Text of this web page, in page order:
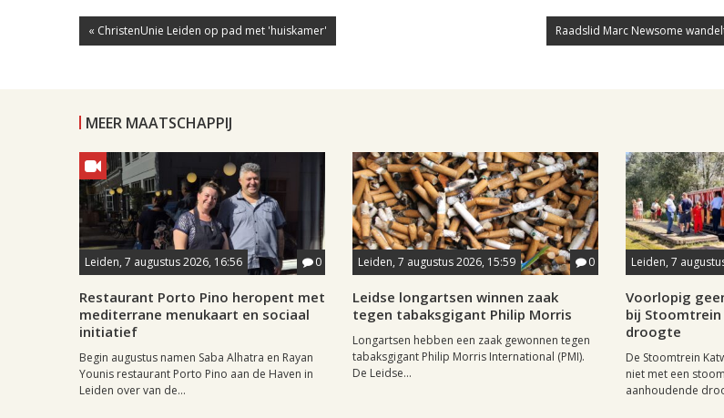
« ChristenUnie Leiden op pad met 'huiskamer' Raadslid Marc Newsome
MEER MAATSCHAPPIJ
Leiden, 7 augustus 2026, 16:56 0
Restaurant Porto Pino heropent met
mediterrane menukaart en sociaal
initiatief
Begin augustus namen Saba Alhatra en Rayan
Younis restaurant Porto Pino aan de Haven in
Leiden over van de...
Leiden, 7 augustus 2026, 15:59 0
Leidse longartsen winnen zaak
tegen tabaksgigant Philip Morris
Longartsen hebben een zaak gewonnen tegen
tabaksgigant Philip Morris International (PMI).
De Leidse...
Leiden, 7
Voorlopig
bij
droogte
De Stoomtrein
niet met een
aanhoudende